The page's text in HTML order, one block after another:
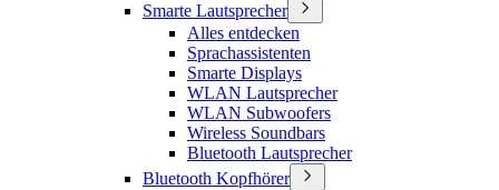
Smarte Lautsprecher
Alles entdecken
Sprachassistenten
Smarte Displays
WLAN Lautsprecher
WLAN Subwoofers
Wireless Soundbars
Bluetooth Lautsprecher
Bluetooth Kopfhörer